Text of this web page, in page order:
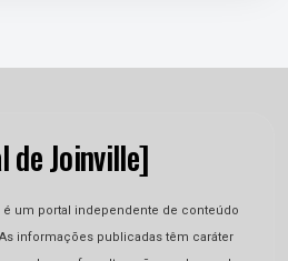
de Joinville]
um portal independente de conteúdo
informações publicadas têm caráter